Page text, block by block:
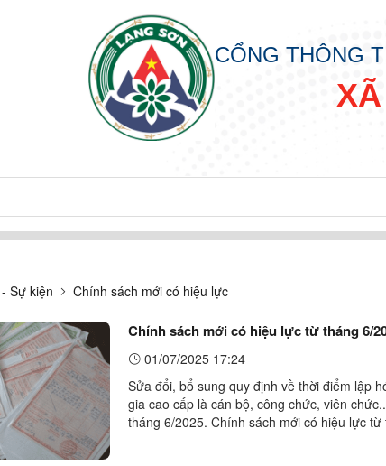
CỔNG THÔNG
Sự kiện Chính sách mới có hiệu lực
Chính sách mới có hiệu lực từ tháng 6/
01/07/2025 17:24
Sửa đổi, bổ sung quy định về thời điểm lập
gia cao cấp là cán bộ, công chức, viên
tháng 6/2025. Chính sách mới có hiệu lực